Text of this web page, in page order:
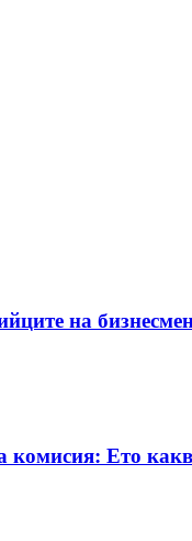
на
комисия: Ето